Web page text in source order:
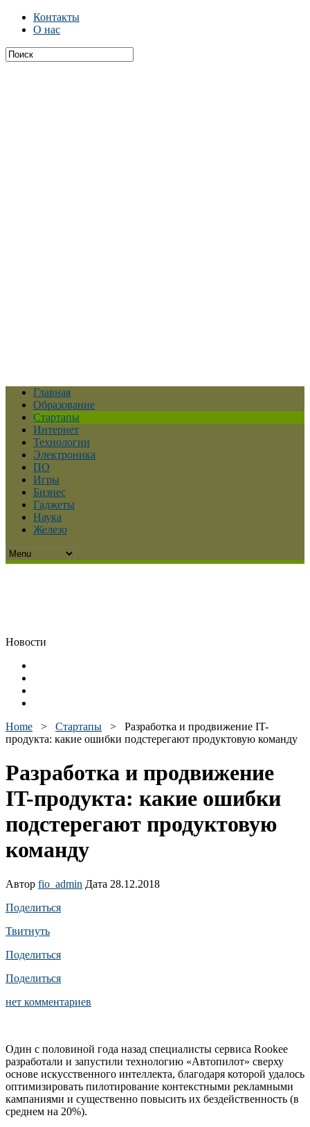
Контакты
О нас
Главная
Образование
Стартапы
Интернет
Технологии
Электроника
ПО
Игры
Бизнес
Гаджеты
Наука
Железо
Новости
Home > Стартапы > Разработка и продвижение IT-
продукта: какие ошибки подстерегают продуктовую команду
Разработка и продвижение
IT-продукта: какие ошибки
подстерегают продуктовую
команду
Автор fio_admin Дата 28.12.2018
Поделиться
Твитнуть
Поделиться
Поделиться
нет комментариев
Один с половиной года назад специалисты сервиса Rookee
разработали и запустили технологию «Автопилот» сверху
основе искусственного интеллекта, благодаря которой удалось
оптимизировать пилотирование контекстными рекламными
кампаниями и существенно повысить их бездейственность (в
среднем на 20%).